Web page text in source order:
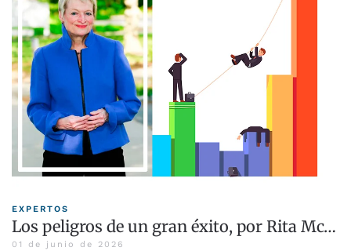
EXPERTOS
Los peligros de un gran éxito, por Rita Mc…
01 de junio de 2026